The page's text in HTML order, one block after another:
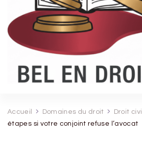
Accueil Domaines du droit Droit civil
étapes si votre conjoint refuse l’avocat